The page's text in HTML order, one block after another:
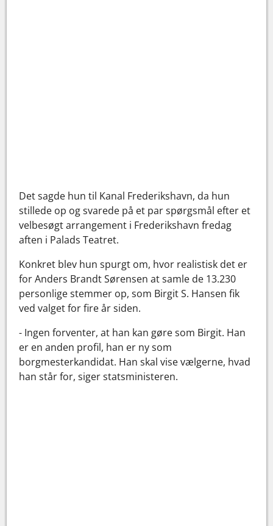
Det sagde hun til Kanal Frederikshavn, da hun
stillede op og svarede på et par spørgsmål efter et
velbesøgt arrangement i Frederikshavn fredag
aften i Palads Teatret.
Konkret blev hun spurgt om, hvor realistisk det er
for Anders Brandt Sørensen at samle de 13.230
personlige stemmer op, som Birgit S. Hansen fik
ved valget for fire år siden.
- Ingen forventer, at han kan gøre som Birgit. Han
er en anden profil, han er ny som
borgmesterkandidat. Han skal vise vælgerne, hvad
han står for, siger statsministeren.